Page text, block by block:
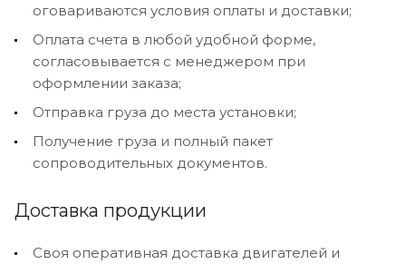
оговариваются условия оплаты и доставки;
Оплата счета в любой удобной форме,
согласовывается с менеджером при
оформлении заказа;
Отправка груза до места установки;
Получение груза и полный пакет
сопроводительных документов.
Доставка продукции
Своя оперативная доставка двигателей и